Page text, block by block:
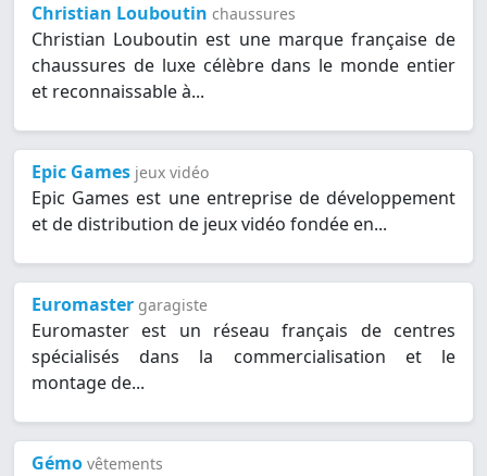
Christian Louboutin chaussures
Christian Louboutin est une marque française de
chaussures de luxe célèbre dans le monde entier
et reconnaissable à...
Epic Games jeux vidéo
Epic Games est une entreprise de développement
et de distribution de jeux vidéo fondée en...
Euromaster garagiste
Euromaster est un réseau français de centres
spécialisés dans la commercialisation et le
montage de...
Gémo vêtements